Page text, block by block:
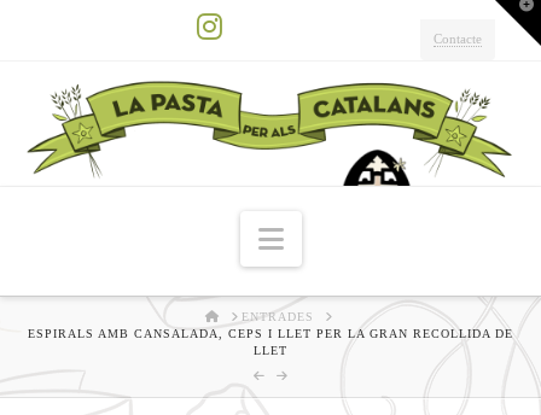
Contacte
Navigation
HOMEENTRADES
ESPIRALS AMB CANSALADA, CEPS I LLET PER LA GRAN RECOLLIDA DE
LLET